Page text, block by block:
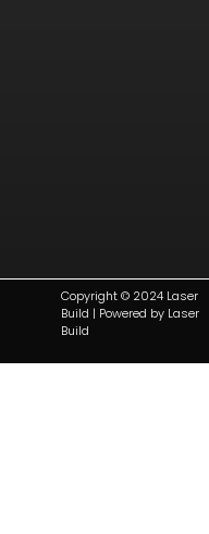
Copyright © 2024 Laser
Build | Powered by Laser
Build